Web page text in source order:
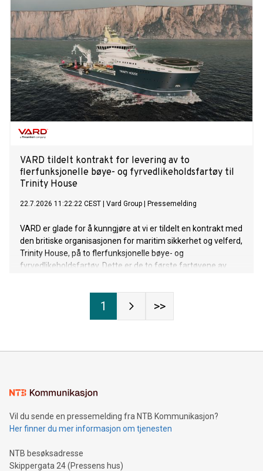
VARD tildelt kontrakt for levering av to
flerfunksjonelle bøye- og fyrvedlikeholdsfartøy til
Trinity House
22.7.2026 11:22:22 CEST Vard Group Pressemelding
VARD er glade for å kunngjøre at vi er tildelt en kontrakt med
den britiske organisasjonen for maritim sikkerhet og velferd,
Trinity House, på to flerfunksjonelle bøye- og
fyrvedlikeholdsfartøy. Dette er de to første fartøyene av
overstiger 220 millioner euro.
1 >>
Vil du sende en pressemelding fra NTB Kommunikasjon?
Her finner du mer informasjon om tjenesten
NTB besøksadresse
Skippergata 24 (Pressens hus)